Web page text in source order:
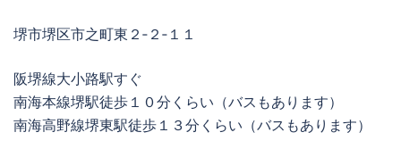
堺市堺区市之町東２‐２‐１１
阪堺線大小路駅すぐ
南海本線堺駅徒歩１０分くらい（バスもあります）
南海高野線堺東駅徒歩１３分くらい（バスもあります）